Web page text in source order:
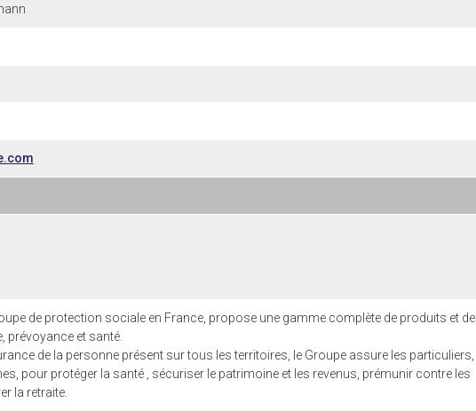
de protection sociale en France, propose une gamme complète de produits et de
prévoyance et santé.
de la personne présent sur tous les territoires, le Groupe assure les particuliers,
pour protéger la santé , sécuriser le patrimoine et les revenus, prémunir contre les
la retraite.